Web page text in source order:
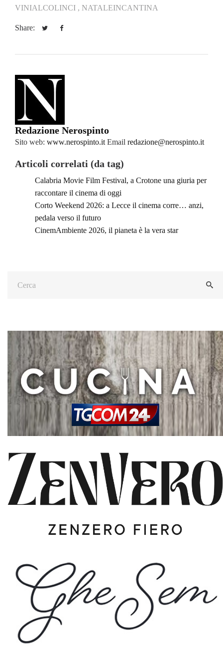
VINIALCOLINCI , NATALEINCANTINA
Share:
Redazione Nerospinto
Sito web: www.nerospinto.it Email redazione@nerospinto.it
Articoli correlati (da tag)
Calabria Movie Film Festival, a Crotone una giuria per
raccontare il cinema di oggi
Corto Weekend 2026: a Lecce il cinema corre… anzi,
pedala verso il futuro
CinemAmbiente 2026, il pianeta è la vera star